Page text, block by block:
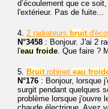
d’écoulement que ce
l'extérieur. Pas de fuite...
4. 2 radiateurs bruit
N°3458 : Bonjour. J'ai 2
l'eau froide. Que faire ?
5. Bruitrobinet eau
N°176 : Bonjour, lorsque
surgit pendant quelques
problème lorsque j'ouvre